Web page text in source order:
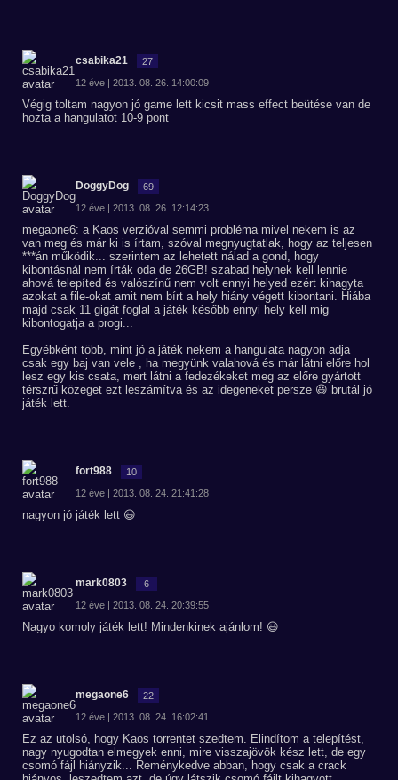
csabika21 27
12 éve | 2013. 08. 26. 14:00:09
Végig toltam nagyon jó game lett kicsit mass effect beütése van de
hozta a hangulatot 10-9 pont
DoggyDog 69
12 éve | 2013. 08. 26. 12:14:23
megaone6: a Kaos verzióval semmi probléma mivel nekem is az
van meg és már ki is írtam, szóval megnyugtatlak, hogy az teljesen
***án működik... szerintem az lehetett nálad a gond, hogy
kibontásnál nem írták oda de 26GB! szabad helynek kell lennie
ahová telepíted és valószínű nem volt ennyi helyed ezért kihagyta
azokat a file-okat amit nem bírt a hely hiány végett kibontani. Hiába
majd csak 11 gigát foglal a játék később ennyi hely kell mig
kibontogatja a progi...
Egyébként több, mint jó a játék nekem a hangulata nagyon adja
csak egy baj van vele , ha megyünk valahová és már látni előre hol
lesz egy kis csata, mert látni a fedezékeket meg az előre gyártott
térszrű közeget ezt leszámítva és az idegeneket persze 😃 brutál jó
játék lett.
fort988 10
12 éve | 2013. 08. 24. 21:41:28
nagyon jó játék lett 😃
mark0803 6
12 éve | 2013. 08. 24. 20:39:55
Nagyo komoly játék lett! Mindenkinek ajánlom! 😃
megaone6 22
12 éve | 2013. 08. 24. 16:02:41
Ez az utolsó, hogy Kaos torrentet szedtem. Elindítom a telepítést,
nagy nyugodtan elmegyek enni, mire visszajövök kész lett, de egy
csomó fájl hiányzik... Reménykedve abban, hogy csak a crack